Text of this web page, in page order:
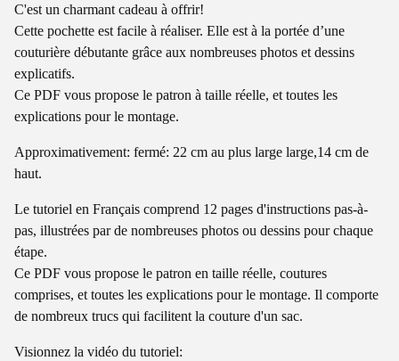
C'est un charmant cadeau à offrir!
Cette pochette est facile à réaliser. Elle est à la portée d’une
couturière débutante grâce aux nombreuses photos et dessins
explicatifs.
Ce PDF vous propose le patron à taille réelle, et toutes les
explications pour le montage.
Approximativement: fermé: 22 cm au plus large large,14 cm de
haut.
Le tutoriel en Français comprend 12 pages d'instructions pas-à-
pas, illustrées par de nombreuses photos ou dessins pour chaque
étape.
Ce PDF vous propose le patron en taille réelle, coutures
comprises, et toutes les explications pour le montage. Il comporte
de nombreux trucs qui facilitent la couture d'un sac.
Visionnez la vidéo du tutoriel: